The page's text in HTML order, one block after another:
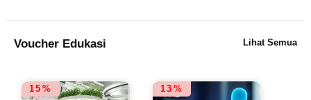
Voucher Edukasi Lihat Semua
15% 13%